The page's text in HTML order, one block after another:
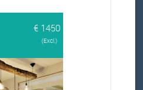
€ 1450
(Excl.)